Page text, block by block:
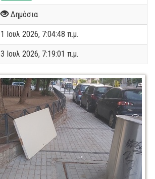
Δημόσια
1 Ιουλ 2026, 7:04:48 π.μ.
3 Ιουλ 2026, 7:19:01 π.μ.